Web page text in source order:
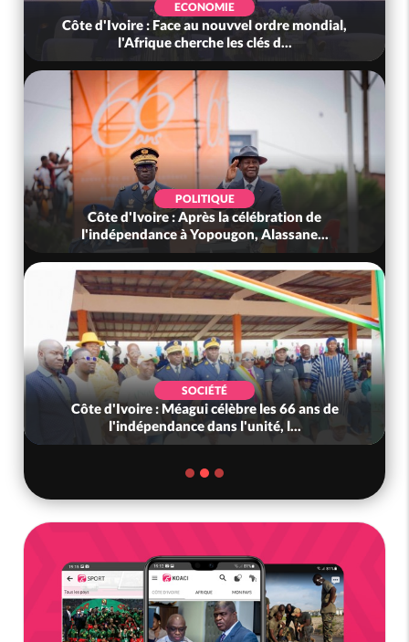
ECONOMIE
Côte d'Ivoire : Face au nouvvel ordre mondial,
l'Afrique cherche les clés d...
POLITIQUE
Côte d'Ivoire : Après la célébration de
l'indépendance à Yopougon, Alassane...
SOCIÉTÉ
Côte d'Ivoire : Méagui célèbre les 66 ans de
l'indépendance dans l'unité, l...